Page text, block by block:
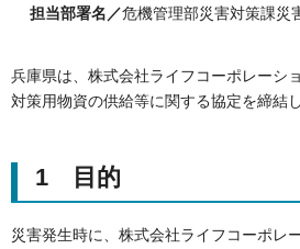
担当部署名／危機管理部災害対策課
兵庫県は、株式会社ライフコーポレーシ
対策用物資の供給等に関する協定を締結し
1 目的
災害発生時に、株式会社ライフコーポレ